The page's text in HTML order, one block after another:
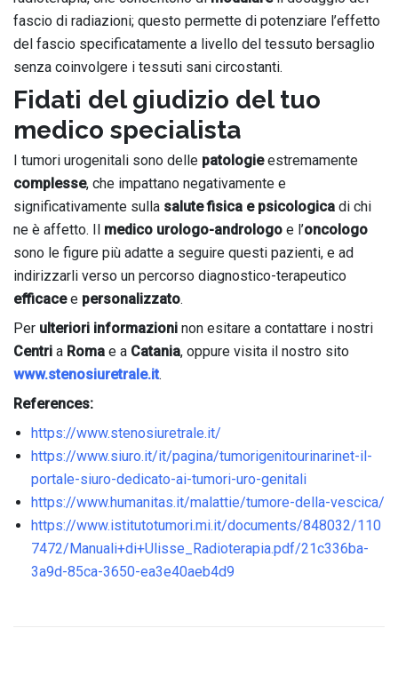
fascio di radiazioni; questo permette di potenziare l’effetto
del fascio specificatamente a livello del tessuto bersaglio
senza coinvolgere i tessuti sani circostanti.
Fidati del giudizio del tuo
medico specialista
I tumori urogenitali sono delle patologieestremamente
complesse, che impattano negativamente e
significativamente sulla salute fisica e psicologica di chi
ne è affetto. Il medico urologo-andrologo e l’oncologo
sono le figure più adatte a seguire questi pazienti, e ad
indirizzarli verso un percorso diagnostico-terapeutico
efficacee personalizzato.
Per ulteriori informazioni non esitare a contattare i nostri
Centri a Roma e a Catania, oppure visita il nostro sito
www.stenosiuretrale.it.
References:
https://www.stenosiuretrale.it/
https://www.siuro.it/it/pagina/tumorigenitourinarinet-il-
portale-siuro-dedicato-ai-tumori-uro-genitali
https://www.humanitas.it/malattie/tumore-della-vescica/
https://www.istitutotumori.mi.it/documents/848032/110
7472/Manuali+di+Ulisse_Radioterapia.pdf/21c336ba-
3a9d-85ca-3650-ea3e40aeb4d9